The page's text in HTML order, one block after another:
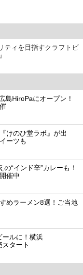
ティを目指すクラフトビ
島HiroPaにオープン！
けのひ堂ラボ』が出
ーツも
“インド辛”カレーも！
催中
めラーメン8選！ご当地
ールに！横浜
スタート